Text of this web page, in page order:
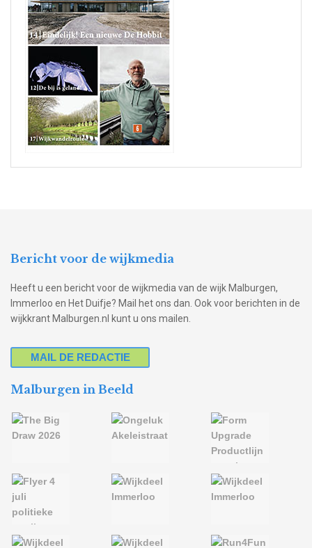
Bericht voor de wijkmedia
Heeft u een bericht voor de wijkmedia van de wijk Malburgen,
Immerloo en Het Duifje? Mail het ons dan. Ook voor berichten in de
wijkkrant Malburgen.nl kunt u ons mailen.
MAIL DE REDACTIE
Malburgen in Beeld